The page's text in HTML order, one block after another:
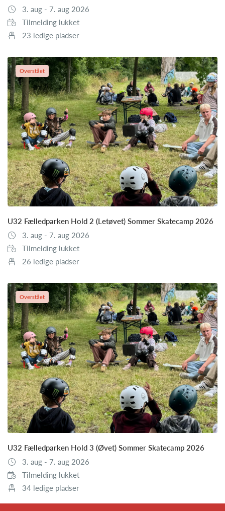
3. aug - 7. aug 2026
Tilmelding lukket
23 ledige pladser
Overstået
U32 Fælledparken Hold 2 (Letøvet) Sommer Skatecamp 2026
3. aug - 7. aug 2026
Tilmelding lukket
26 ledige pladser
Overstået
U32 Fælledparken Hold 3 (Øvet) Sommer Skatecamp 2026
3. aug - 7. aug 2026
Tilmelding lukket
34 ledige pladser